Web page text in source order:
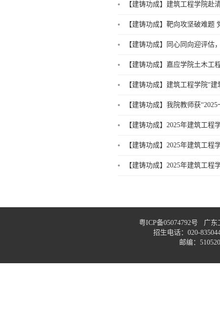
【建铸功成】建筑工程学院
【建铸功成】靶向攻坚破难
【建铸功成】同心同向迎评
【建铸功成】嘉应学院土木工
【建铸功成】建筑工程学院“
【建铸功成】我院教师获
【建铸功成】2025年建筑工
【建铸功成】2025年建筑工
【建铸功成】2025年建筑工
粤ICP备05074792号 广
招生电话：020-
邮编：